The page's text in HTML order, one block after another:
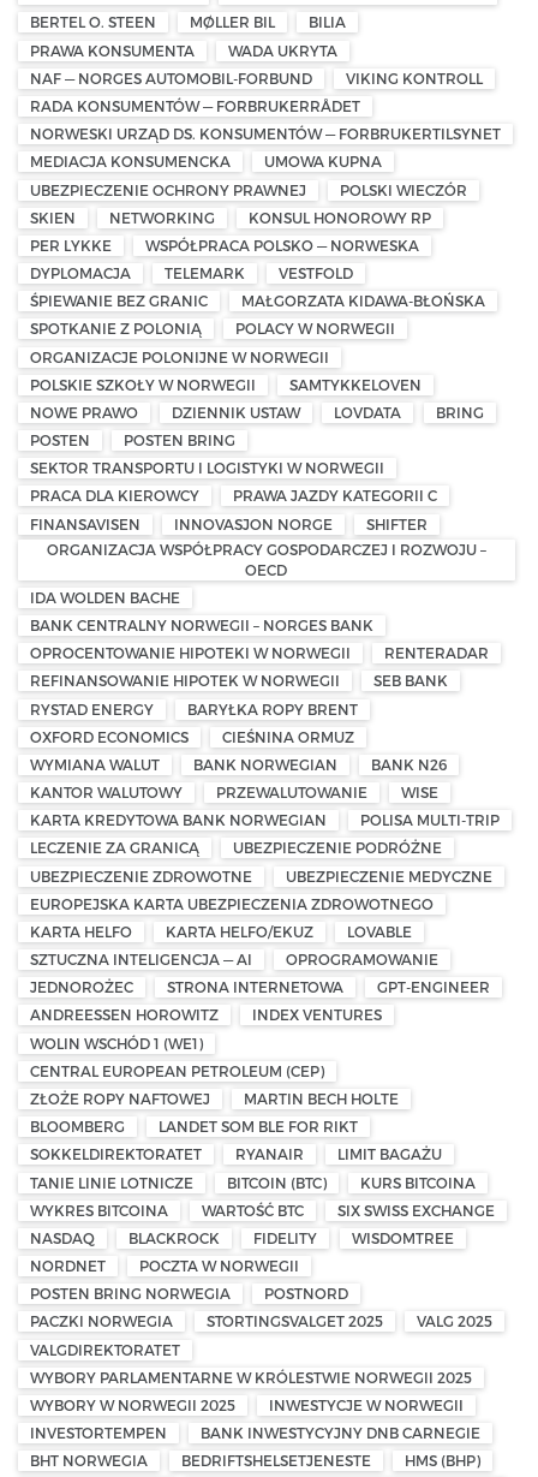
BERTEL O. STEEN
MØLLER BIL
BILIA
PRAWA KONSUMENTA
WADA UKRYTA
NAF — NORGES AUTOMOBIL-FORBUND
VIKING KONTROLL
RADA KONSUMENTÓW — FORBRUKERRÅDET
NORWESKI URZĄD DS. KONSUMENTÓW — FORBRUKERTILSYNET
MEDIACJA KONSUMENCKA
UMOWA KUPNA
UBEZPIECZENIE OCHRONY PRAWNEJ
POLSKI WIECZÓR
SKIEN
NETWORKING
KONSUL HONOROWY RP
PER LYKKE
WSPÓŁPRACA POLSKO — NORWESKA
DYPLOMACJA
TELEMARK
VESTFOLD
ŚPIEWANIE BEZ GRANIC
MAŁGORZATA KIDAWA-BŁOŃSKA
SPOTKANIE Z POLONIĄ
POLACY W NORWEGII
ORGANIZACJE POLONIJNE W NORWEGII
POLSKIE SZKOŁY W NORWEGII
SAMTYKKELOVEN
NOWE PRAWO
DZIENNIK USTAW LOVDATA
BRING
POSTEN
POSTEN BRING
SEKTOR TRANSPORTU I LOGISTYKI W NORWEGII
PRACA DLA KIEROWCY
PRAWA JAZDY KATEGORII C
FINANSAVISEN
INNOVASJON NORGE
SHIFTER
ORGANIZACJA WSPÓŁPRACY GOSPODARCZEJ I ROZWOJU –
OECD
IDA WOLDEN BACHE
BANK CENTRALNY NORWEGII – NORGES BANK
OPROCENTOWANIE HIPOTEKI W NORWEGII
RENTERADAR
REFINANSOWANIE HIPOTEK W NORWEGII
SEB BANK
RYSTAD ENERGY
BARYŁKA ROPY BRENT
OXFORD ECONOMICS
CIEŚNINA ORMUZ
WYMIANA WALUT
BANK NORWEGIAN
BANK N26
KANTOR WALUTOWY
PRZEWALUTOWANIE
WISE
KARTA KREDYTOWA BANK NORWEGIAN
POLISA MULTI-TRIP
LECZENIE ZA GRANICĄ
UBEZPIECZENIE PODRÓŻNE
UBEZPIECZENIE ZDROWOTNE
UBEZPIECZENIE MEDYCZNE
EUROPEJSKA KARTA UBEZPIECZENIA ZDROWOTNEGO
KARTA HELFO
KARTA HELFO/EKUZ
LOVABLE
SZTUCZNA INTELIGENCJA — AI
OPROGRAMOWANIE
JEDNOROŻEC
STRONA INTERNETOWA
GPT-ENGINEER
ANDREESSEN HOROWITZ
INDEX VENTURES
WOLIN WSCHÓD 1 (WE1)
CENTRAL EUROPEAN PETROLEUM (CEP)
ZŁOŻE ROPY NAFTOWEJ
MARTIN BECH HOLTE
BLOOMBERG
LANDET SOM BLE FOR RIKT
SOKKELDIREKTORATET
RYANAIR
LIMIT BAGAŻU
TANIE LINIE LOTNICZE
BITCOIN (BTC)
KURS BITCOINA
WYKRES BITCOINA
WARTOŚĆ BTC
SIX SWISS EXCHANGE
NASDAQ
BLACKROCK FIDELITY
WISDOMTREE
NORDNET
POCZTA W NORWEGII
POSTEN BRING NORWEGIA
POSTNORD
PACZKI NORWEGIA
STORTINGSVALGET 2025
VALG 2025
VALGDIREKTORATET
WYBORY PARLAMENTARNE W KRÓLESTWIE NORWEGII 2025
WYBORY W NORWEGII 2025
INWESTYCJE W NORWEGII
INVESTORTEMPEN
BANK INWESTYCYJNY DNB CARNEGIE
BHT NORWEGIA
BEDRIFTSHELSETJENESTE
HMS (BHP)